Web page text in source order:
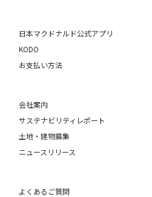
日本マクドナルド公式アプリ
KODO
お支払い方法
会社案内
サステナビリティレポート
土地・建物募集
ニュースリリース
よくあるご質問